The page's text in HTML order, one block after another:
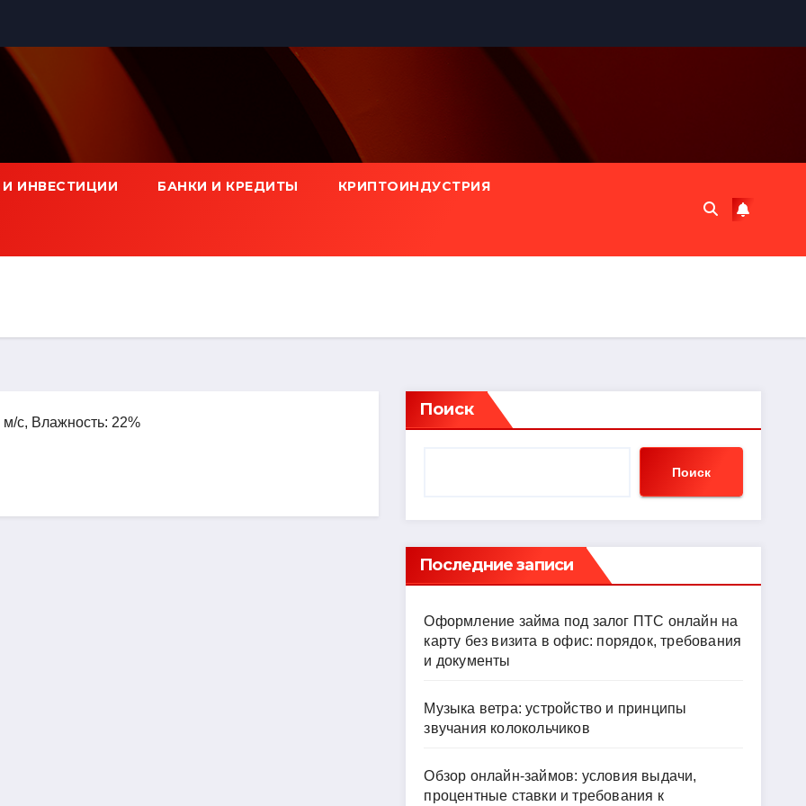
И ИНВЕСТИЦИИ БАНКИ И КРЕДИТЫ КРИПТОИНДУСТРИЯ
с, Влажность: 22%
Поиск
Поиск
Последние записи
Оформление займа под залог ПТС онлайн на
карту без визита в офис: порядок, требования
и документы
Музыка ветра: устройство и принципы
звучания колокольчиков
Обзор онлайн-займов: условия выдачи,
процентные ставки и требования к